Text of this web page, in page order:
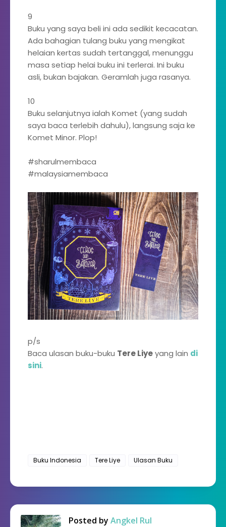
9
Buku yang saya beli ini ada sedikit kecacatan.
Ada bahagian tulang buku yang mengikat
helaian kertas sudah tertanggal, menunggu
masa setiap helai buku ini terlerai. Ini buku
asli, bukan bajakan. Geramlah juga rasanya.
10
Buku selanjutnya ialah Komet (yang sudah
saya baca terlebih dahulu), langsung saja ke
Komet Minor. Plop!
#sharulmembaca
#malaysiamembaca
p/s
Baca ulasan buku-buku Tere Liyeyang lain di
sini.
Buku Indonesia Tere Liye Ulasan Buku
Posted by Angkel Rul